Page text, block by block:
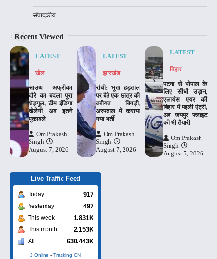
संपादकीय
Recent Viewed
LATEST
खेल
साउथ अफ्रीका
दौरे का बदला पूरा
शेड्यूल, टीम इंडिया
खेलेगी अब इतने
मुकाबले
Om Prakash
Singh
August 7, 2026
LATEST
झारखंड
रांची: भूख हड़ताल
पर बैठे एक छात्र की
तबीयत बिगड़ी,
अस्पताल में कराया
गया भर्ती
Om Prakash
Singh
August 7, 2026
LATEST
बिहार
पटना से भोपाल के
लिए सीधी उड़ान,
एलायंस एयर की
बिहार में पहली एंट्री,
अब जयपुर फ्लाइट
की भी तैयारी
Om Prakash
Singh
August 7, 2026
Live Traffic Feed
Today 917
Yesterday 497
This week 1.831K
This month 2.153K
All 630.443K
2 Online - Tracking ON